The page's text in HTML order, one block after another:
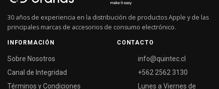
30 años de experiencia en la distribución de productos Apple y de las
principales marcas de accesorios de consumo electrónico.
INFORMACIÓN
Sobre Nosotros
Canal de Integridad
Términos y Condiciones
CONTACTO
info@quintec.cl
+562 2562 3130
Lunes a Viernes de